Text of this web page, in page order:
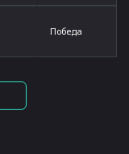
Победа